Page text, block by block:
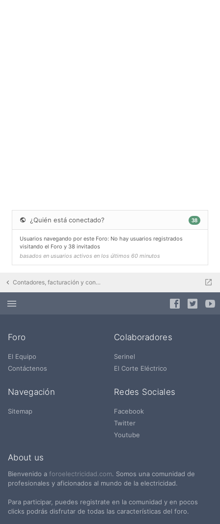
¿Quién está conectado? 38
Usuarios navegando por este Foro: No hay usuarios registrados
visitando el Foro y 38 invitados
basados en usuarios activos en los últimos 60 minutos
Contadores, facturación y contratos eléctricos
Foro
El Equipo
Contáctenos
Colaboradores
Serinel
El Corte Eléctrico
Navegación
Sitemap
Redes Sociales
Facebook
Twitter
Youtube
About us
Bienvenido a foroelectricidad.com. Somos una comunidad de
profesionales y aficionados al mundo de la electricidad.
Para participar, puedes registrate en la comunidad y en pocos
clicks podrás disfrutar de todas las características del foro.